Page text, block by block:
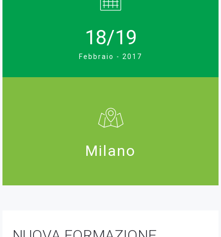
18/19
Febbraio - 2017
Milano